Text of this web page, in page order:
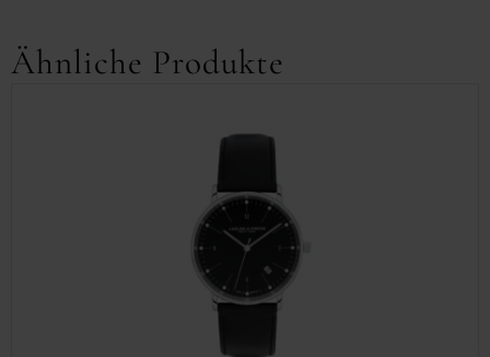
Ähnliche Produkte